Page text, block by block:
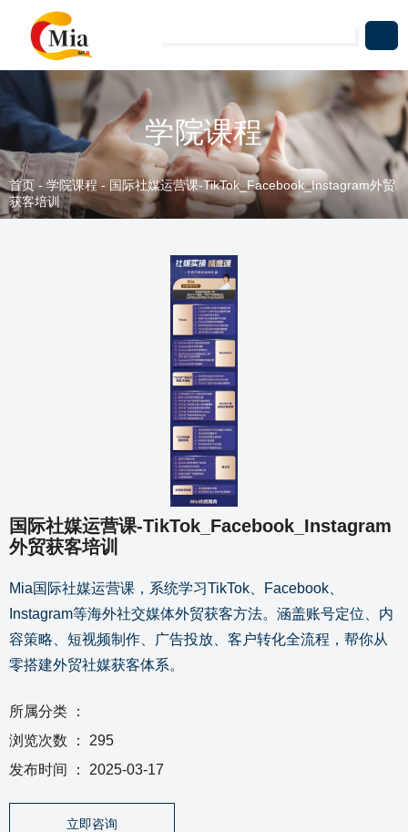
学院课程
首页- 学院课程 - 国际社媒运营课-TikTok_Facebook_Instagram外贸
获客培训
国际社媒运营课-TikTok_Facebook_Instagram
外贸获客培训
Mia国际社媒运营课，系统学习TikTok、Facebook、
Instagram等海外社交媒体外贸获客方法。涵盖账号定位、内
容策略、短视频制作、广告投放、客户转化全流程，帮你从
零搭建外贸社媒获客体系。
所属分类 ：
浏览次数 ： 295
发布时间 ： 2025-03-17
立即咨询